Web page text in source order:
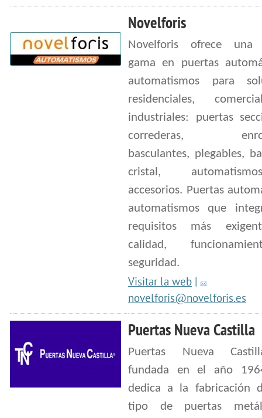
Novelforis
Novelforis ofrece una
gama en puertas
automatismos para
residenciales,
industriales: puertas
correderas,
basculantes, plegables,
cristal,
accesorios. Puertas
automatismos que
requisitos más
calidad,
seguridad.
Visitar la web |
novelforis@novelforis.es
Puertas Nueva Castilla
Puertas Nueva
fundada en el año
dedica a la fabricación
tipo de puertas